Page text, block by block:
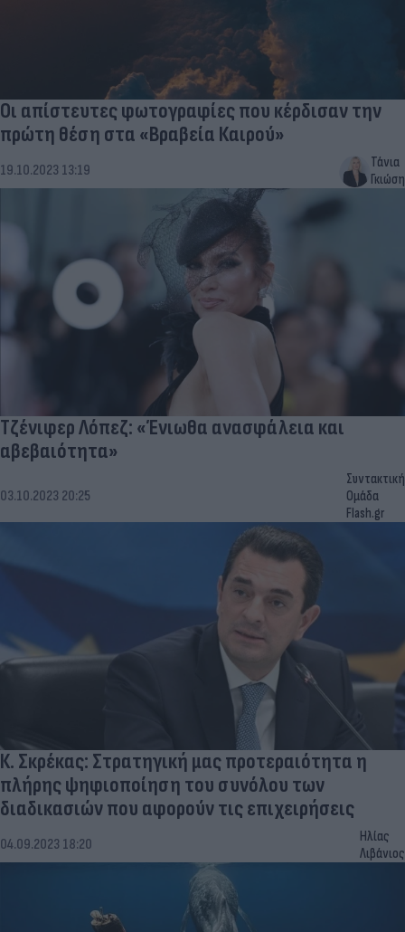
Οι απίστευτες φωτογραφίες που κέρδισαν την
πρώτη θέση στα «Βραβεία Καιρού»
19.10.2023 13:19
Τάνια
Γκιώση
Τζένιφερ Λόπεζ: «Ένιωθα ανασφάλεια και
αβεβαιότητα»
03.10.2023 20:25
Συντακτική
Ομάδα
Flash.gr
Κ. Σκρέκας: Στρατηγική μας προτεραιότητα η
πλήρης ψηφιοποίηση του συνόλου των
διαδικασιών που αφορούν τις επιχειρήσεις
04.09.2023 18:20
Ηλίας
Λιβάνιος